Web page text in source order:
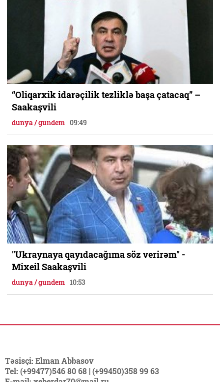
“Oliqarxik idarəçilik tezliklə başa çatacaq” –
Saakaşvili
dunya / gundem 09:49
"Ukraynaya qayıdacağıma söz verirəm" -
Mixeil Saakaşvili
dunya / gundem 10:53
Təsisçi: Elman Abbasov
Tel: (+99477)546 80 68 | (+99450)358 99 63